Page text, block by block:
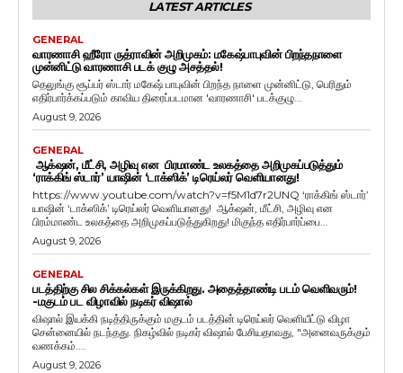
LATEST ARTICLES
GENERAL
வாரணாசி ஹீரோ ருத்ராவின் அறிமுகம்: மகேஷ்பாபுவின் பிறந்தநாளை
முன்னிட்டு வாரணாசி படக் குழு அசத்தல்!
தெலுங்கு சூப்பர் ஸ்டார் மகேஷ் பாபுவின் பிறந்த நாளை முன்னிட்டு, பெரிதும்
எதிர்பார்க்கப்படும் காவிய திரைப்படமான 'வாரணாசி' படக்குழு...
August 9, 2026
GENERAL
ஆக்‌ஷன், மீட்சி, அழிவு என பிரமாண்ட உலகத்தை அறிமுகப்படுத்தும்
‘ராக்கிங் ஸ்டார்’ யாஷின் ‘டாக்ஸிக்’ டிரெய்லர் வெளியானது!
https://www.youtube.com/watch?v=f5M1d7r2UNQ ‘ராக்கிங் ஸ்டார்’
யாஷின் ‘டாக்ஸிக்’ டிரெய்லர் வெளியானது! ஆக்‌ஷன், மீட்சி, அழிவு என
பிரம்மாண்ட உலகத்தை அறிமுகப்படுத்துகிறது! மிகுந்த எதிர்பார்ப்பை...
August 9, 2026
GENERAL
படத்திற்கு சில சிக்கல்கள் இருக்கிறது. அதைத்தாண்டி படம் வெளிவரும்!
-மகுடம் பட விழாவில் நடிகர் விஷால்
விஷால் இயக்கி நடித்திருக்கும் மகுடம் படத்தின் டிரெய்லர் வெளியீட்டு விழா
சென்னையில் நடந்தது. நிகழ்வில் நடிகர் விஷால் பேசியதாவது, "அனைவருக்கும்
வணக்கம்....
August 9, 2026